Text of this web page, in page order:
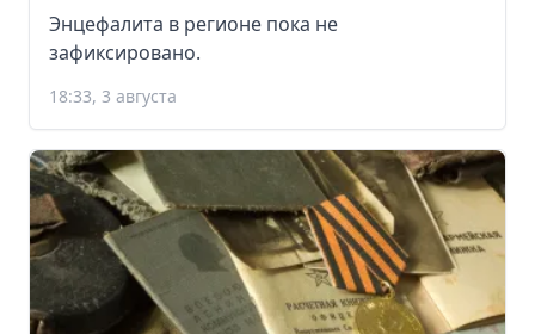
Энцефалита в регионе пока не
зафиксировано.
18:33, 3 августа